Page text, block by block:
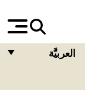
العربيَّة